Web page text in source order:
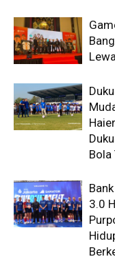
Bola
3.0